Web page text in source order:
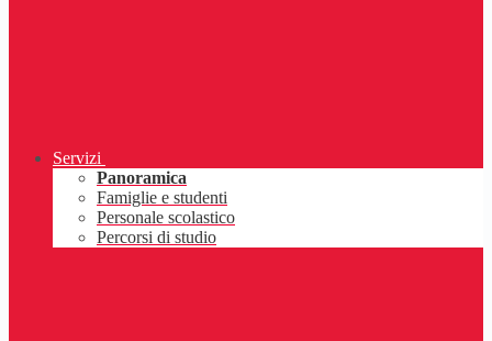
Servizi
Panoramica
Famiglie e studenti
Personale scolastico
Percorsi di studio